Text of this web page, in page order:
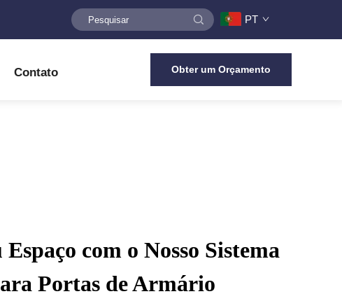
PT
Contato Obter um Orçamento
com o Nosso Sistema
Portas de Armário